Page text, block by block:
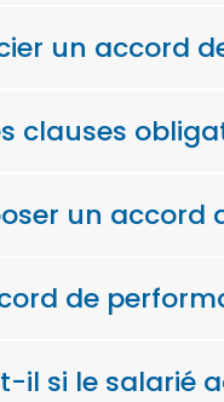
un accord
clauses
un accord
de
il si le salarié